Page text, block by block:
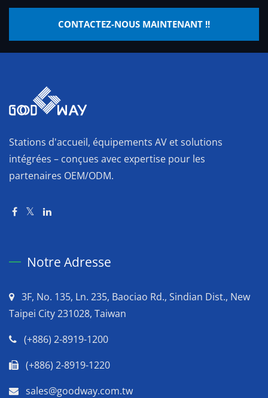
CONTACTEZ-NOUS MAINTENANT !!
Stations d'accueil, équipements AV et solutions
intégrées – conçues avec expertise pour les
partenaires OEM/ODM.
Notre Adresse
3F, No. 135, Ln. 235, Baociao Rd., Sindian Dist., New
Taipei City 231028, Taiwan
(+886) 2-8919-1200
(+886) 2-8919-1220
sales@goodway.com.tw